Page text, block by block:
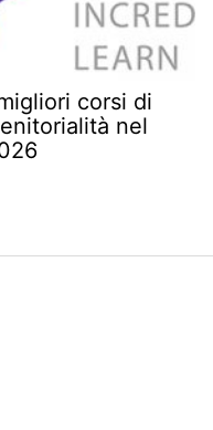
corsi di
nel